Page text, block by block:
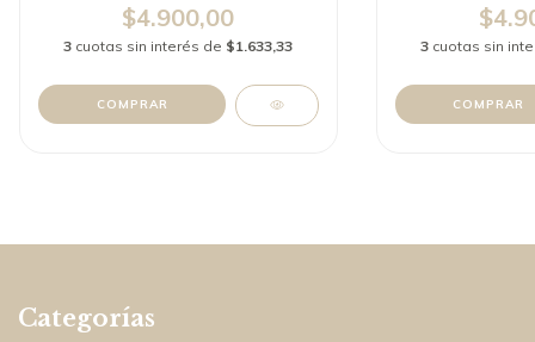
$4.900,00
3 cuotas sin interés de $1.633,33
COMPRAR
3 cuotas sin
COMPRAR
Categorías